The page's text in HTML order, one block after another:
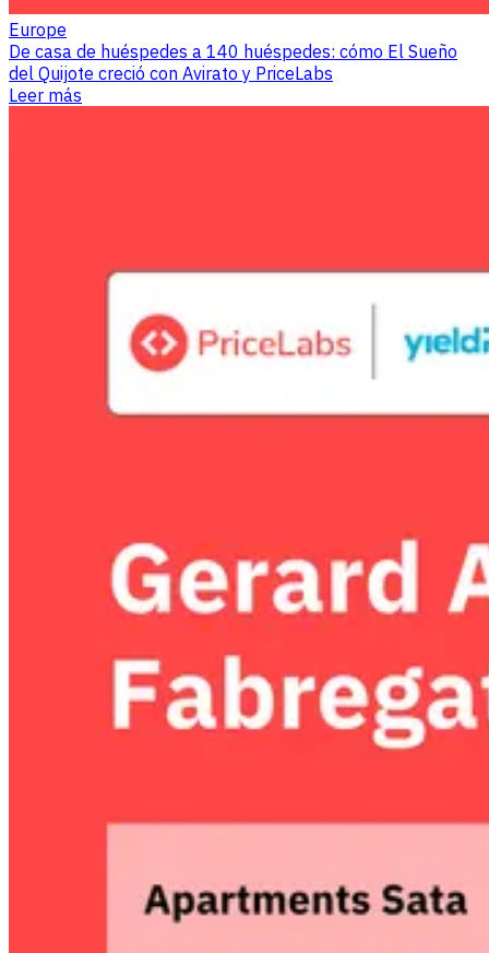
Europe
De casa de huéspedes a 140 huéspedes: cómo El Sueño
del Quijote creció con Avirato y PriceLabs
Leer más